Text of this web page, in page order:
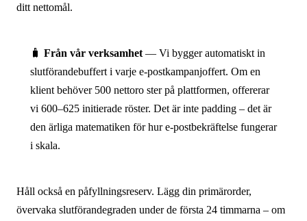
ditt nettomål.
🧳 Från vår verksamhet — Vi bygger automatiskt in
slutförandebuffert i varje e-postkampanjoffert. Om en
klient behöver 500 nettoro ster på plattformen, offererar
vi 600–625 initierade röster. Det är inte padding – det är
den ärliga matematiken för hur e-postbekräftelse fungerar
i skala.
Håll också en påfyllningsreserv. Lägg din primärorder,
övervaka slutförandegraden under de första 24 timmarna – om